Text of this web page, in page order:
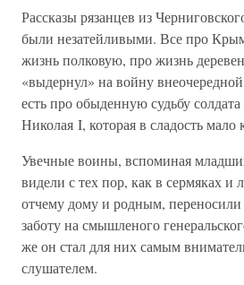
Рассказы рязанцев из
были незатейливыми. Все про
жизнь полковую, про жизнь
«выдернул» на войну
есть про обыденную судьбу
Николая I, которая в сладость
Увечные воины, вспоминая
видели с тех пор, как в сермяках и
отчему дому и родным,
заботу на смышленого
же он стал для них самым
слушателем.